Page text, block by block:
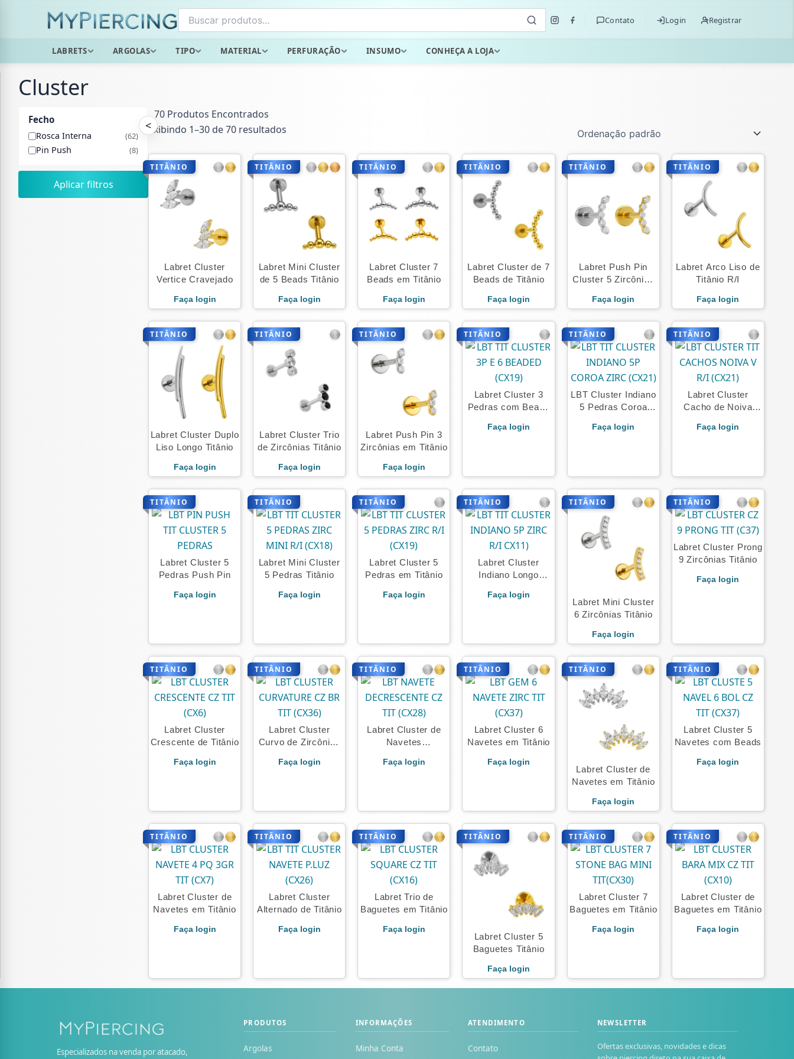
Contato Login Registrar
LABRETS ARGOLAS TIPO MATERIAL PERFURAÇÃO INSUMO CONHEÇA A LOJA
Cluster
<
Fecho
Rosca Interna (62)
Pin Push (8)
Aplicar filtros
70 Produtos Encontrados
Exibindo 1–30 de 70 resultados
TITÂNIO
Labret Cluster
Vertice Cravejado
Faça login
TITÂNIO
Labret Mini Cluster
de 5 Beads Titânio
Faça login
TITÂNIO
Labret Cluster 7
Beads em Titânio
Faça login
TITÂNIO
Labret Cluster de 7
Beads de Titânio
Faça login
TITÂNIO
Labret Push Pin
Cluster 5 Zircônias
Faça login
TITÂNIO
Labret Arco Liso de
Titânio R/I
Faça login
TITÂNIO
Labret Cluster Duplo
Liso Longo Titânio
Faça login
TITÂNIO
Labret Cluster Trio
de Zircônias Titânio
Faça login
TITÂNIO
Labret Push Pin 3
Zircônias em Titânio
Faça login
TITÂNIO
Labret Cluster 3
Pedras com Beads
Faça login
TITÂNIO
LBT Cluster Indiano
5 Pedras Coroa
Faça login
TITÂNIO
Labret Cluster
Cacho de Noiva
Faça login
TITÂNIO
Labret Cluster 5
Pedras Push Pin
Faça login
TITÂNIO
Labret Mini Cluster
5 Pedras Titânio
Faça login
TITÂNIO
Labret Cluster 5
Pedras em Titânio
Faça login
TITÂNIO
Labret Cluster
Indiano Longo
Faça login
TITÂNIO
Labret Mini Cluster
6 Zircônias Titânio
Faça login
TITÂNIO
Labret Cluster Prong
9 Zircônias Titânio
Faça login
TITÂNIO
Labret Cluster
Crescente de Titânio
Faça login
TITÂNIO
Labret Cluster
Curvo de Zircônias
Faça login
TITÂNIO
Labret Cluster de
Navetes
Faça login
TITÂNIO
Labret Cluster 6
Navetes em Titânio
Faça login
TITÂNIO
Labret Cluster de
Navetes em Titânio
Faça login
TITÂNIO
Labret Cluster 5
Navetes com Beads
Faça login
TITÂNIO
Labret Cluster de
Navetes em Titânio
Faça login
TITÂNIO
Labret Cluster
Alternado de Titânio
Faça login
TITÂNIO
Labret Trio de
Baguetes em Titânio
Faça login
TITÂNIO
Labret Cluster 5
Baguetes Titânio
Faça login
TITÂNIO
Labret Cluster 7
Baguetes em Titânio
Faça login
TITÂNIO
Labret Cluster de
Baguetes em Titânio
Faça login
Especializados na venda por atacado,
PRODUTOS
Argolas
INFORMAÇÕES
Minha Conta
ATENDIMENTO
Contato
NEWSLETTER
Ofertas exclusivas, novidades e dicas